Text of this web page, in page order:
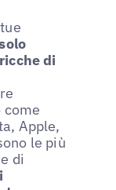
di
Apple,
le più
di